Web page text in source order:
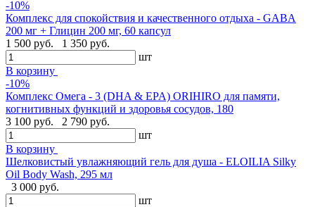
-10%
Комплекс для спокойствия и качественного отдыха - GABA
200 мг + Глицин 200 мг, 60 капсул
1 500 руб.
1 350 руб.
шт
В корзину
-10%
Комплекс Омега - 3 (DHA & EPA) ORIHIRO для памяти,
когнитивных функций и здоровья сосудов, 180
3 100 руб.
2 790 руб.
шт
В корзину
Шелковистый увлажняющий гель для душа - ELOILIA Silky
Oil Body Wash, 295 мл
3 000 руб.
шт